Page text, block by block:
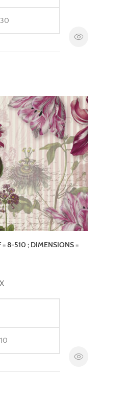
= 8-510 ; DIMENSIONS =